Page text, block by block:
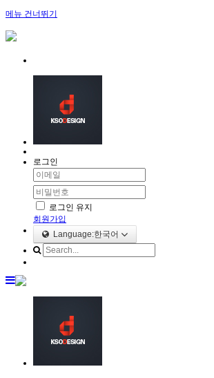
메뉴 건너뛰기
로그인
로그인 유지
회원가입
Language:한국어